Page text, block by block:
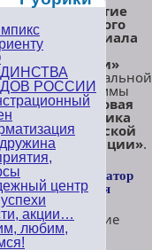
«Развитие
кадрового
потенциала
отрасли»
национальной
программы
«Цифровая
экономика
Российской
Федерации».
Организатор
обучения
Обучение
в
РОССИИ
центр
акции…
любим,